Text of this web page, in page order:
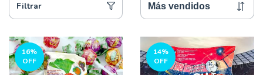
Filtrar
16%
OFF
14%
OFF